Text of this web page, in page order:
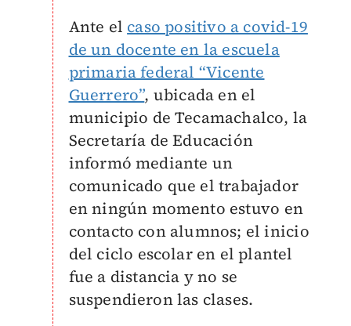
Ante el caso positivo a covid-19
de un docente en la escuela
primaria federal “Vicente
Guerrero”, ubicada en el
municipio de Tecamachalco, la
Secretaría de Educación
informó mediante un
comunicado que el trabajador
en ningún momento estuvo en
contacto con alumnos; el inicio
del ciclo escolar en el plantel
fue a distancia y no se
suspendieron las clases.